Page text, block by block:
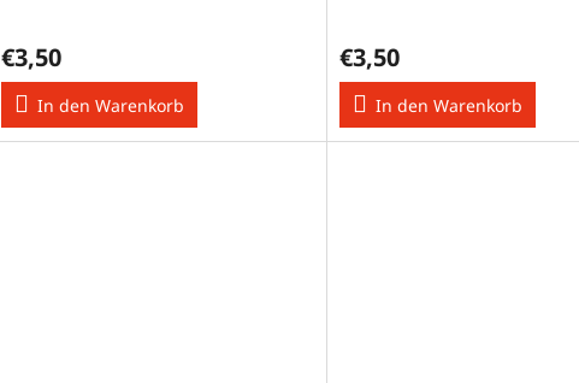
€3,50
In den Warenkorb
€3,50
In den Warenkorb